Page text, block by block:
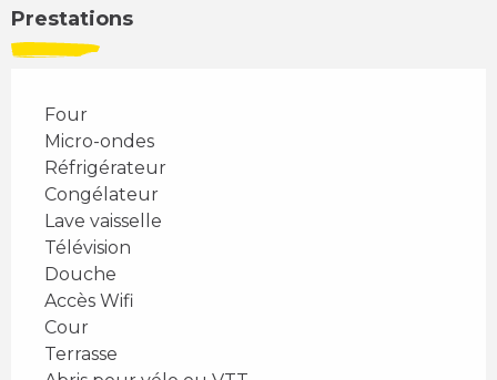
Prestations
Four
Micro-ondes
Réfrigérateur
Congélateur
Lave vaisselle
Télévision
Douche
Accès Wifi
Cour
Terrasse